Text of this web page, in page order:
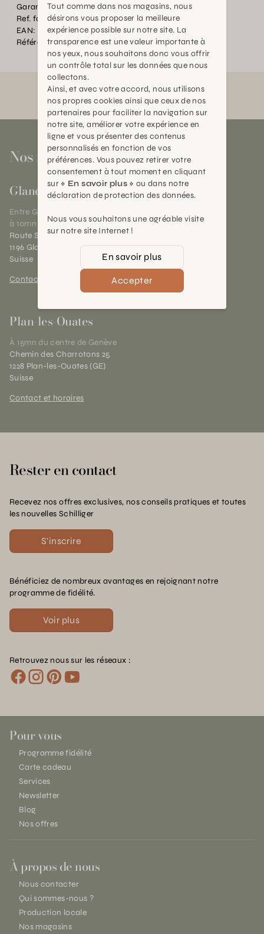
Garantie:
2 ans
Ref. fournisseur:
7587
EAN:
2000000212854
Référence:
TC.P00716.0000.0000.0000
Nos magasins
Gland
Entre Genève et Lausanne,
à 10mn de Nyon
Route Suisse 40
1196 Gland (VD)
Suisse
Contact et horaires
Plan-les-Ouates
À 15mn du centre de Genève
Chemin des Charrotons 25
1228 Plan-les-Ouates (GE)
Suisse
Contact et horaires
Rester en contact
Recevez nos offres exclusives, nos conseils pratiques et toutes
les nouvelles Schilliger
S'inscrire
Bénéficiez de nombreux avantages en rejoignant notre
programme de fidélité.
Voir plus
Retrouvez nous sur les réseaux :
Pour vous
Programme fidélité
Carte cadeau
Services
Newsletter
Blog
Nos offres
À propos de nous
Nous contacter
Qui sommes-nous ?
Production locale
Nos magasins
Tout comme dans nos magasins, nous
désirons vous proposer la meilleure
expérience possible sur notre site. La
transparence est une valeur importante à
nos yeux, nous souhaitons donc vous offrir
un contrôle total sur les données que nous
collectons.
Ainsi, et avec votre accord, nous utilisons
nos propres cookies ainsi que ceux de nos
partenaires pour faciliter la navigation sur
notre site, améliorer votre expérience en
ligne et vous présenter des contenus
personnalisés en fonction de vos
préférences. Vous pouvez retirer votre
consentement à tout moment en cliquant
sur « En savoir plus » ou dans notre
déclaration de protection des données.
Nous vous souhaitons une agréable visite
sur notre site Internet !
En savoir plus
Accepter